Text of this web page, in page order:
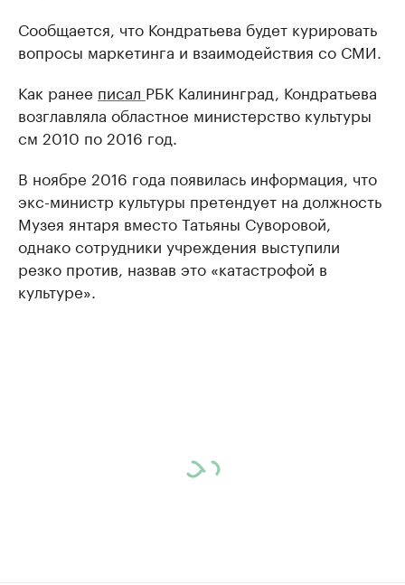
Сообщается, что Кондратьева будет курировать
вопросы маркетинга и взаимодействия со СМИ.
Как ранее писал РБК Калининград, Кондратьева
возглавляла областное министерство культуры
см 2010 по 2016 год.
В ноябре 2016 года появилась информация, что
экс-министр культуры претендует на должность
Музея янтаря вместо Татьяны Суворовой,
однако сотрудники учреждения выступили
резко против, назвав это «катастрофой в
культуре».